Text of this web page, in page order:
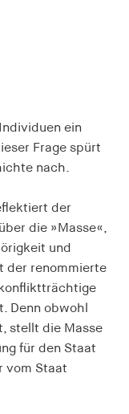
ein
Frage spürt
nach.
der
die »Masse«,
und
der renommierte
Denn obwohl
stellt die Masse
für den Staat
vom Staat
des Benutzers